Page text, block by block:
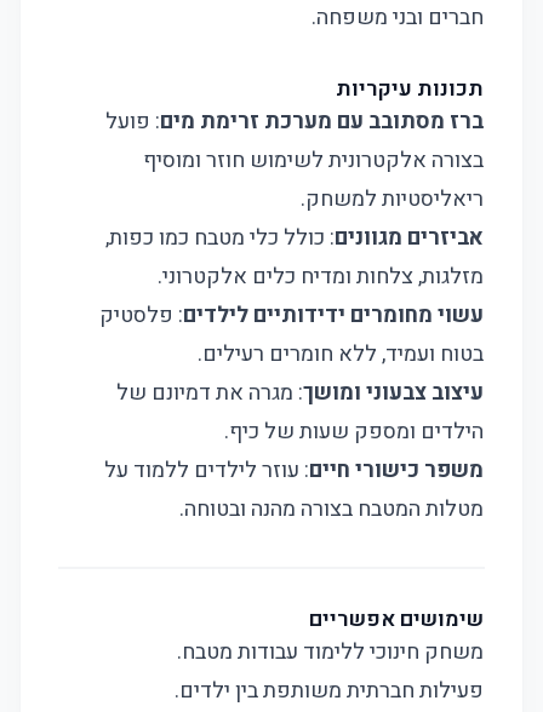
חברים ובני משפחה.
תכונות עיקריות
ברז מסתובב עם מערכת זרימת מים: פועל
בצורה אלקטרונית לשימוש חוזר ומוסיף
ריאליסטיות למשחק.
אביזרים מגוונים: כולל כלי מטבח כמו כפות,
מזלגות, צלחות ומדיח כלים אלקטרוני.
עשוי מחומרים ידידותיים לילדים: פלסטיק
בטוח ועמיד, ללא חומרים רעילים.
עיצוב צבעוני ומושך: מגרה את דמיונם של
הילדים ומספק שעות של כיף.
משפר כישורי חיים: עוזר לילדים ללמוד על
מטלות המטבח בצורה מהנה ובטוחה.
שימושים אפשריים
משחק חינוכי ללימוד עבודות מטבח.
פעילות חברתית משותפת בין ילדים.